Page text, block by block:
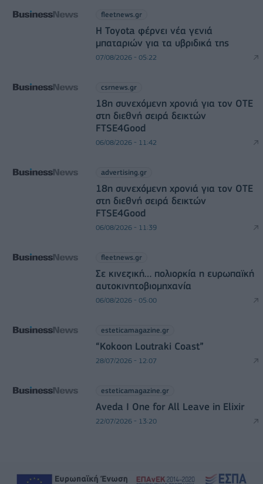
fleetnews.gr
Η Toyota φέρνει νέα γενιά
μπαταριών για τα υβριδικά της
07/08/2026 - 05:22
csrnews.gr
18η συνεχόμενη χρονιά για τον ΟΤΕ
στη διεθνή σειρά δεικτών
FTSE4Good
06/08/2026 - 11:42
advertising.gr
18η συνεχόμενη χρονιά για τον ΟΤΕ
στη διεθνή σειρά δεικτών
FTSE4Good
06/08/2026 - 11:39
fleetnews.gr
Σε κινεζική… πολιορκία η ευρωπαϊκή
αυτοκινητοβιομηχανία
06/08/2026 - 05:00
esteticamagazine.gr
“Kokoon Loutraki Coast”
28/07/2026 - 12:07
esteticamagazine.gr
Aveda I One for All Leave in Elixir
22/07/2026 - 13:20